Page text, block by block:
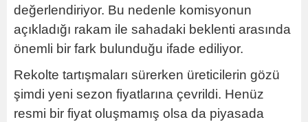
değerlendiriyor. Bu nedenle komisyonun
açıkladığı rakam ile sahadaki beklenti arasında
önemli bir fark bulunduğu ifade ediliyor.
Rekolte tartışmaları sürerken üreticilerin gözü
şimdi yeni sezon fiyatlarına çevrildi. Henüz
resmi bir fiyat oluşmamış olsa da piyasada